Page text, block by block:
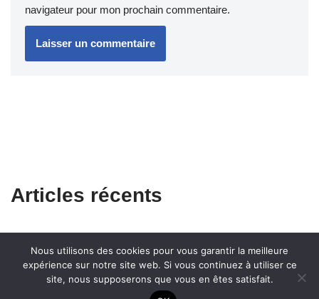
navigateur pour mon prochain commentaire.
Articles récents
Nous utilisons des cookies pour vous garantir la meilleure
expérience sur notre site web. Si vous continuez à utiliser ce
site, nous supposerons que vous en êtes satisfait.